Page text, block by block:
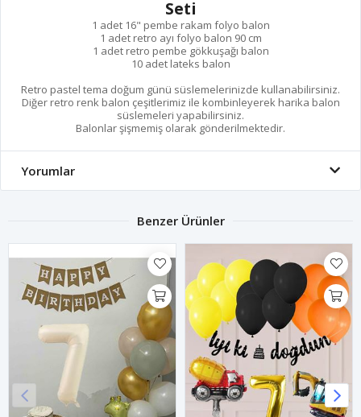
Seti
1 adet 16" pembe rakam folyo balon
1 adet retro ayı folyo balon 90 cm
1 adet retro pembe gökkuşağı balon
10 adet lateks balon
Retro pastel tema doğum günü süslemelerinizde kullanabilirsiniz.
Diğer retro renk balon çeşitlerimiz ile kombinleyerek harika balon
süslemeleri yapabilirsiniz.
Balonlar şişmemiş olarak gönderilmektedir.
Yorumlar
Benzer Ürünler